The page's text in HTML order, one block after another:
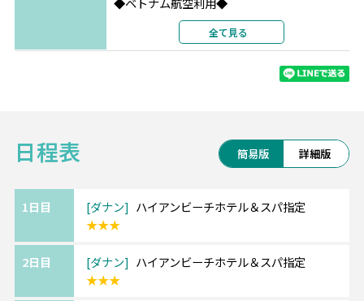
航空会社の格付けスカイトラックスで4ッ星認
ベトナム各地に接続可能で、他エリアとの周
*ミーケビーチ目の前！
は抜群！
せっかくダナンに行くなら、少し足を延ばし
てホイアンとの周遊がお勧め♪
全て見る
日程表 簡易版 詳細版
1日目 ダナン
ハイアンビーチホテル＆スパ指定
★★★
2日目 ダナン
ハイアンビーチホテル＆スパ指定
★★★